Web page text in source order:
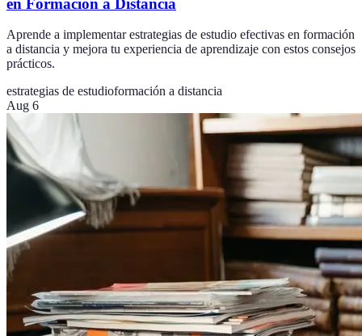
Aprende a implementar estrategias de estudio efectivas en formación
a distancia y mejora tu experiencia de aprendizaje con estos consejos
prácticos.
estrategias de estudioformación a distancia
Aug 6